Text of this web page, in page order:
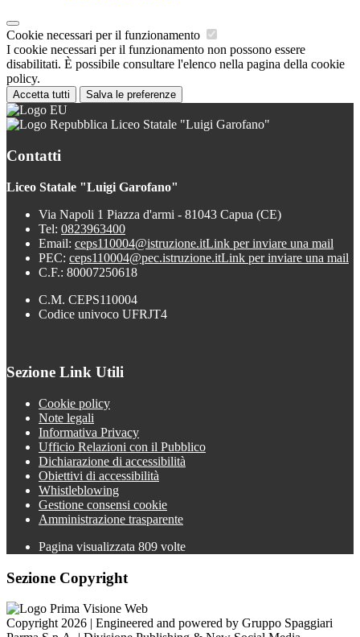
Cookie necessari per il funzionamento
I cookie necessari per il funzionamento non possono essere
disabilitati. È possibile consultare l'elenco nella pagina della cookie
policy.
Accetta tutti Salva le preferenze
Liceo Statale "Luigi Garofano"
Contatti
Liceo Statale "Luigi Garofano"
Via Napoli 1 Piazza d'armi - 81043 Capua (CE)
Tel: 0823963400
Email: ceps110004@istruzione.itLink per inviare una mail
PEC: ceps110004@pec.istruzione.itLink per inviare una mail
C.F.: 80007250618
C.M. CEPS110004
Codice univoco UFRJT4
Sezione Link Utili
Cookie policy
Note legali
Informativa Privacy
Ufficio Relazioni con il Pubblico
Dichiarazione di accessibilità
Obiettivi di accessibilità
Whistleblowing
Gestione consensi cookie
Amministrazione trasparente
Pagina visualizzata 809 volte
Sezione Copyright
Copyright 2026 | Engineered and powered by Gruppo Spaggiari